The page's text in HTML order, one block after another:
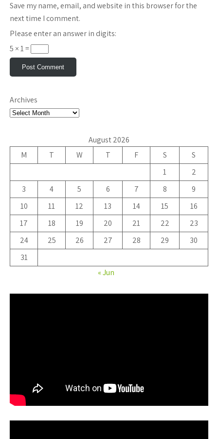
Save my name, email, and website in this browser for the
next time I comment.
Please enter an answer in digits:
5 × 1 =
Archives
August 2026
M
T W T F S
S
1
2
3
4 5 6 7 8
9
10
11 12 13 14 15
16
17
18 19 20 21 22
23
24
25 26 27 28 29
30
31
« Jun